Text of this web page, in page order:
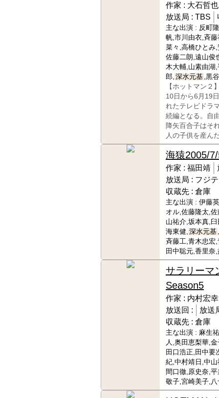
作家 : 大石哲也
放送局 : TBS
主な出演 : 反町
帆,市川由衣,斉
菜々,高橋ひとみ
佐藤二朗,遠山俊
木大輔,山素由湖
郎, 深水元基 ,黒
【ホットマン２
10日から6月19
れたテレビドラ
続編となる。自
降矢百合子はそ
人の子供を産ん
海猿2005/
作家 : 福田靖
放送局 : フジ
収蔵先 : 倉庫
主な出演 : 伊藤
オル,佐藤隆太,
山祐介,坂本真,
海東健, 深水元基
斉藤工,青木忠宏
田中聡元,香里奈
サラリー
Season5
作家 : 内村宏
放送回 :
放送
収蔵先 : 倉庫
主な出演 : 麻生
人,奥田恵梨華,
田口浩正,田中要
紀,中村靖日,中
間口徹,原史奈,
敬子,宮崎美子,